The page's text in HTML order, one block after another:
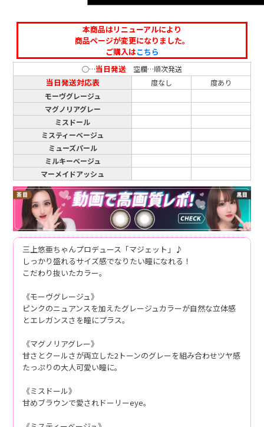
本商品はリニューアルにより
商品ページが変更になりました。
ご購入はこちら
○…当日発送 空欄…順次発送
当日発送対応表 度なし
度あり
モーヴグレージュ
マグノリアグレー
ミスドール
ミスティーベージュ
ミューズパール
ミルキーベージュ
マーメイドアッシュ
三上悠亜ちゃんプロデュース「マジェット」♪
しっかり盛れるサイズ感でなりたい瞳になれる！
こだわり抜いたカラー。
《モーヴグレージュ》
ピンクのニュアンスを加えたグレージュカラーが自然な立体感
とエレガンスさを瞳にプラス。
《マグノリアグレー》
甘さとクールさが両立した2トーンのグレーを組み合わせツヤ感
たっぷりの大人可愛い瞳に。
《ミスドール》
甘めブラウンで愛されドーリーeye。